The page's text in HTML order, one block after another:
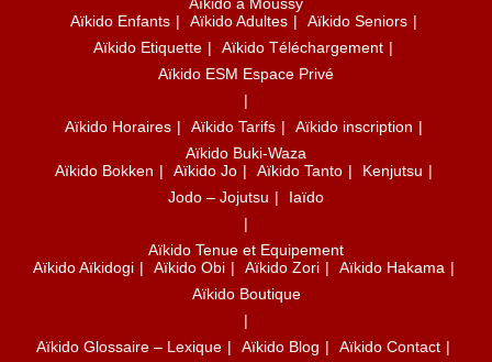
Aïkido Etiquette
Aïkido Téléchargement
Aïkido ESM Espace Privé
Aïkido Tarifs
Aïkido Buki-Waza
Aïkido Jo Aïkido Tanto
Kenjutsu
Jodo – Jojutsu
Iaïdo
Aïkido Tenue et Equipement
Aïkido Zori
Aïkido Boutique
Aïkido Blog
Mentions légalesPolitique de confidentialité